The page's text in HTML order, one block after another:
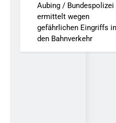
Aubing / Bundespolizei
ermittelt wegen
gefährlichen Eingriffs in
den Bahnverkehr